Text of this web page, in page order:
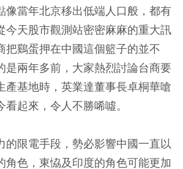
像當年北京移出低端人口般，都有
今天股市觀測站密密麻麻的重大訊
把鷄蛋押在中國這個籃子的並不
是兩年多前，大家熱烈討論台商要
產基地時，英業達董事長卓桐華嗆
看起來，令人不勝唏噓。
的限電手段，勢必影響中國一直以
角色，東恊及印度的角色可能更加